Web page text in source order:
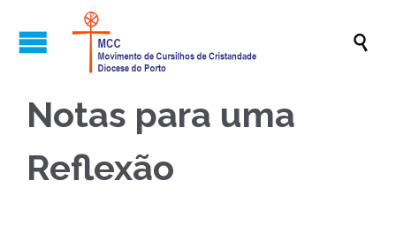

Notas para uma
Reflexão